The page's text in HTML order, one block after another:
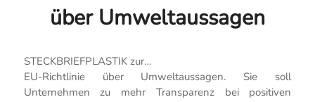
über Umweltaussagen
STECKBRIEFPLASTIK zur…
EU-Richtlinie über Umweltaussagen. Sie soll
Unternehmen zu mehr Transparenz bei positiven